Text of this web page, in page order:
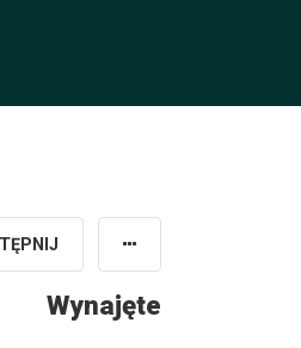
Wynajęte